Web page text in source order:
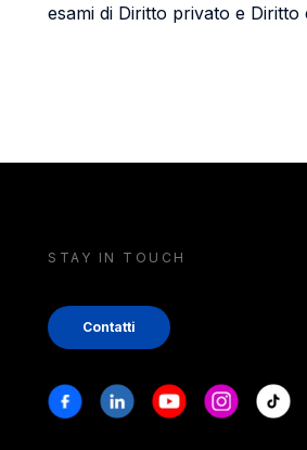
esami di Diritto privato e Diritto
STAY IN TOUCH
Contatti
Stay in touch
FacebookLinkedinYoutubeInstagram
Tiktok